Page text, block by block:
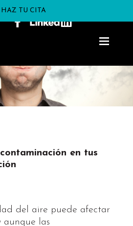
HAZ TU CITA
en tus
del aire puede afectar
aunque las